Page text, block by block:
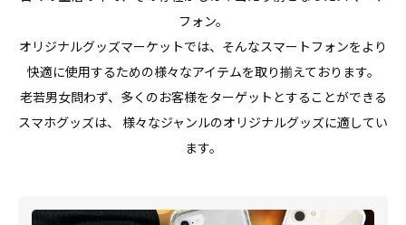
フォン。
オリジナルグッズマーケットでは、そんなスマートフォンをより
快適に使用するための様々なアイテムを取り揃えております。
老若男女問わず、多くのお客様をターゲットとすることができる
スマホグッズは、 様々なジャンルのオリジナルグッズに適してい
ます。